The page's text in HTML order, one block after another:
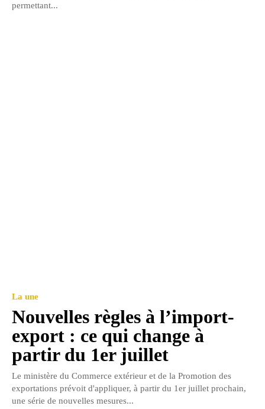
permettant...
La une
Nouvelles règles à l’import-
export : ce qui change à
partir du 1er juillet
Le ministère du Commerce extérieur et de la Promotion des
exportations prévoit d'appliquer, à partir du 1er juillet prochain,
une série de nouvelles mesures...